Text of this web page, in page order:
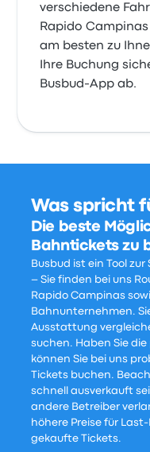
verschiedene
Rapido
am besten zu
Ihre Buchung
Busbud-App ab.
Was spricht
Die beste
Bahntickets zu
Busbud ist ein Tool
– Sie finden bei uns
Rapido Campinas
Bahnunternehmen.
Ausstattung
suchen. Haben Sie
können Sie bei uns
Tickets buchen.
schnell ausverkauft
andere Betreiber
höhere Preise für
gekaufte Tickets.